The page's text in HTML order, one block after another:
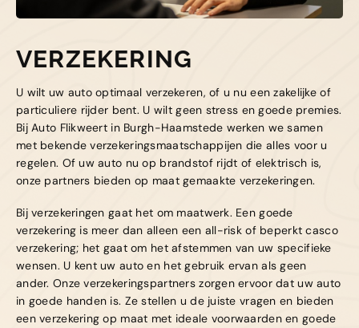
Haamstede
De Roterij 5 4328 BB Burgh-
VERZEKERING
U wilt uw auto optimaal verzekeren, of u nu een zakelijke of
particuliere rijder bent. U wilt geen stress en goede premies.
Bij Auto Flikweert in Burgh-Haamstede werken we samen
met bekende verzekeringsmaatschappijen die alles voor u
regelen. Of uw auto nu op brandstof rijdt of elektrisch is,
onze partners bieden op maat gemaakte verzekeringen.
Bij verzekeringen gaat het om maatwerk. Een goede
verzekering is meer dan alleen een all-risk of beperkt casco
verzekering; het gaat om het afstemmen van uw specifieke
wensen. U kent uw auto en het gebruik ervan als geen
ander. Onze verzekeringspartners zorgen ervoor dat uw auto
in goede handen is. Ze stellen u de juiste vragen en bieden
een verzekering op maat met ideale voorwaarden en goede